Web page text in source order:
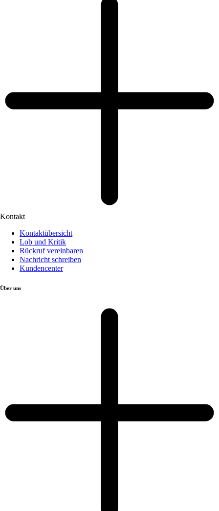
Kontakt
Kontaktübersicht
Lob und Kritik
Rückruf vereinbaren
Nachricht schreiben
Kundencenter
Über uns